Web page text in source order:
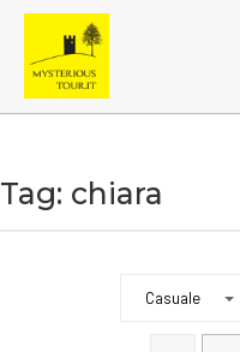
Tag: chiara
Casuale